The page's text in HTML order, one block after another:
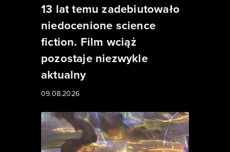
13 lat temu zadebiutowało
niedocenione science
fiction. Film wciąż
pozostaje niezwykle
aktualny
09.08.2026